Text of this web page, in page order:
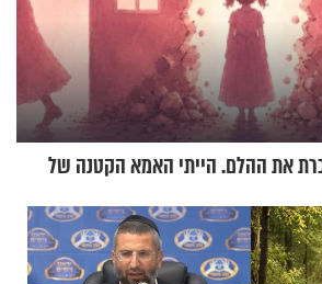
את ההלם. הייתי האמא הקטנה של